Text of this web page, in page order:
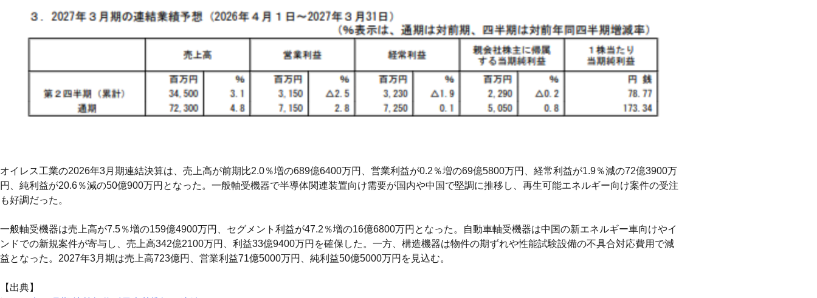
オイレス工業の2026年3月期連結決算は、売上高が前期比2.0％増の689億6400万円、営業利益が0.2％増の69億5800万円、経常利益が1.9％減の72億3900万
円、純利益が20.6％減の50億900万円となった。一般軸受機器で半導体関連装置向け需要が国内や中国で堅調に推移し、再生可能エネルギー向け案件の受注
も好調だった。
一般軸受機器は売上高が7.5％増の159億4900万円、セグメント利益が47.2％増の16億6800万円となった。自動車軸受機器は中国の新エネルギー車向けやイ
ンドでの新規案件が寄与し、売上高342億2100万円、利益33億9400万円を確保した。一方、構造機器は物件の期ずれや性能試験設備の不具合対応費用で減
益となった。2027年3月期は売上高723億円、営業利益71億5000万円、純利益50億5000万円を見込む。
【出典】